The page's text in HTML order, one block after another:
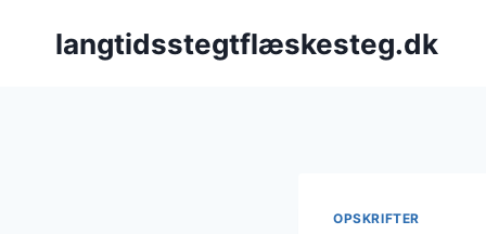
langtidsstegtflæskesteg.dk
OPSKRIFTER